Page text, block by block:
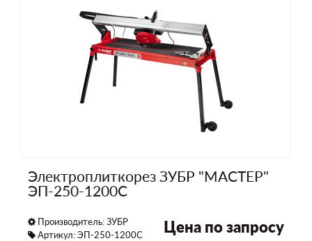
Электроплиткорез ЗУБР "МАСТЕР"
ЭП-250-1200С
Производитель:ЗУБР
Артикул: ЭП-250-1200С
Цена по запросу